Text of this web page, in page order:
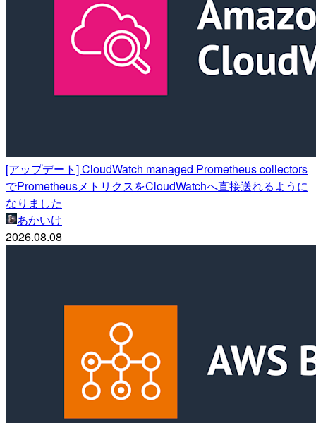
[アップデート] CloudWatch managed Prometheus collectors
でPrometheusメトリクスをCloudWatchへ直接送れるように
なりました
あかいけ
2026.08.08